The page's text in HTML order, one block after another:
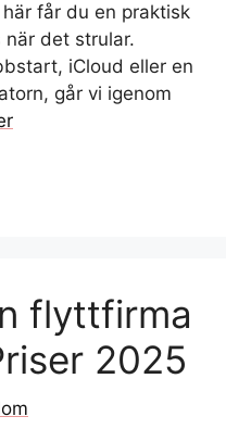
får du en praktisk
det strular.
iCloud eller en
går vi igenom
flyttfirma
2025